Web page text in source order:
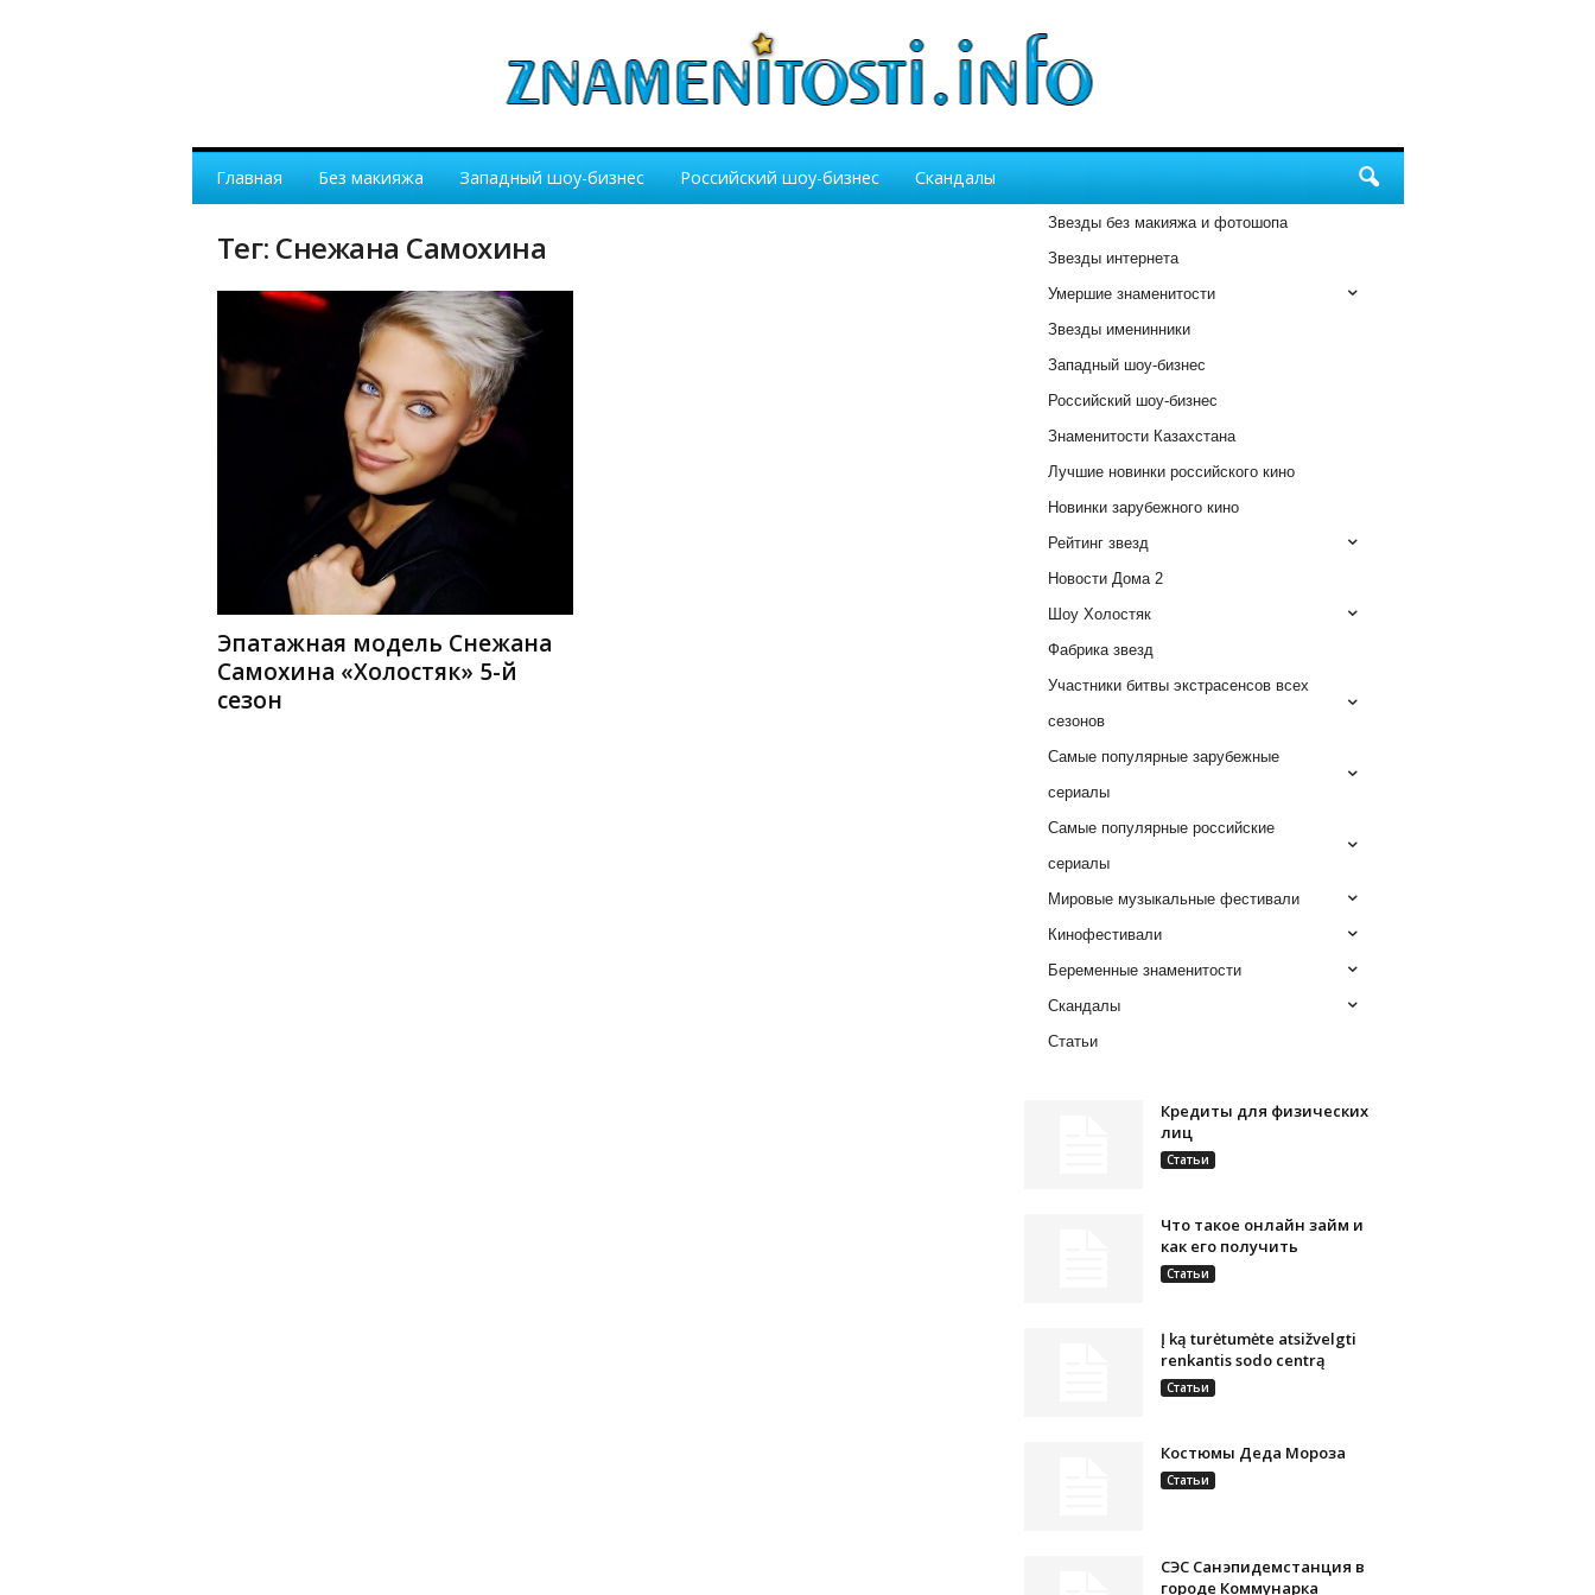
Главная Без макияжа Западный шоу-бизнес Российский шоу-бизнес Скандалы
Тег: Снежана Самохина
Эпатажная модель Снежана
Самохина «Холостяк» 5-й
сезон
Звезды без макияжа и фотошопа
Звезды интернета
Умершие знаменитости
Звезды именинники
Западный шоу-бизнес
Российский шоу-бизнес
Знаменитости Казахстана
Лучшие новинки российского кино
Новинки зарубежного кино
Рейтинг звезд
Новости Дома 2
Шоу Холостяк
Фабрика звезд
Участники битвы экстрасенсов всех
сезонов
Самые популярные зарубежные
сериалы
Самые популярные российские
сериалы
Мировые музыкальные фестивали
Кинофестивали
Беременные знаменитости
Скандалы
Статьи
Кредиты для физических
лиц
Статьи
Что такое онлайн займ и
как его получить
Статьи
Į ką turėtumėte atsižvelgti
renkantis sodo centrą
Статьи
Костюмы Деда Мороза
Статьи
СЭС Санэпидемстанция в
городе Коммунарка